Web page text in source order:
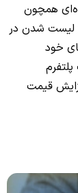
همچون
شدن در
خود
قیمت